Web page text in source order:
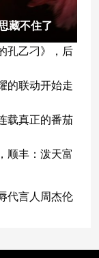
藏不住了
孔乙刁》，后
的联动开始走
载真正的番茄
顺丰：泼天富
代言人周杰伦